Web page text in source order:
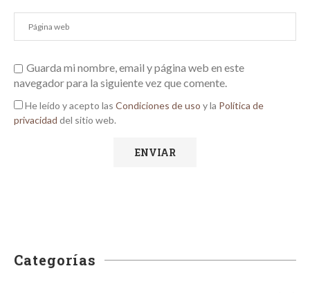
Guarda mi nombre, email y página web en este
navegador para la siguiente vez que comente.
He leído y acepto las Condiciones de uso y la Política de
privacidad del sitio web.
Categorías